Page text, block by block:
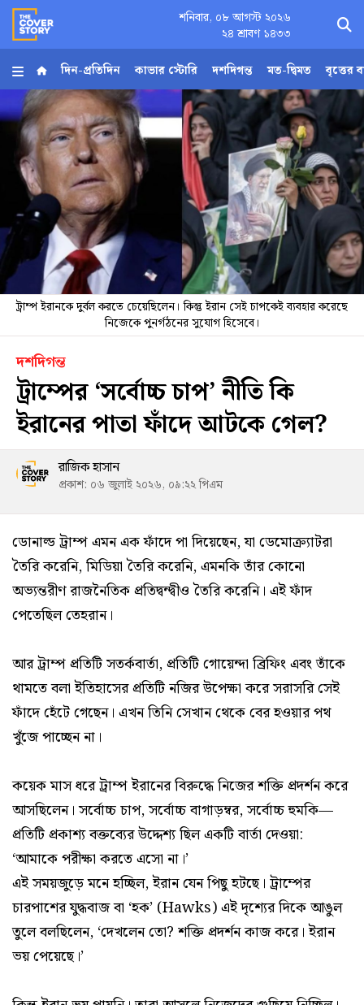
শনিবার, ০৮ আগস্ট ২০২৬
২৪ শ্রাবণ ১৪৩৩
হোম
আর্কাইভ
কনভার্টার
Follow
Us
দিন-প্রতিদিন কাভার স্টোরি দশদিগন্ত মত-দ্বিমত বৃত্তের
ট্রাম্প ইরানকে দুর্বল করতে চেয়েছিলেন। কিন্তু ইরান সেই চাপকেই ব্যবহার করেছে
নিজেকে পুনর্গঠনের সুযোগ হিসেবে।
দশদিগন্ত
ট্রাম্পের ‘সর্বোচ্চ চাপ’ নীতি কি
ইরানের পাতা ফাঁদে আটকে গেল?
রাজিক হাসান
প্রকাশ: ০৬ জুলাই ২০২৬, ০৯:২২ পিএম
ডোনাল্ড ট্রাম্প এমন এক ফাঁদে পা দিয়েছেন, যা ডেমোক্র্যাটরা
তৈরি করেনি, মিডিয়া তৈরি করেনি, এমনকি তাঁর কোনো
অভ্যন্তরীণ রাজনৈতিক প্রতিদ্বন্দ্বীও তৈরি করেনি। এই ফাঁদ
পেতেছিল তেহরান।
আর ট্রাম্প প্রতিটি সতর্কবার্তা, প্রতিটি গোয়েন্দা ব্রিফিং এবং তাঁকে
থামতে বলা ইতিহাসের প্রতিটি নজির উপেক্ষা করে সরাসরি সেই
ফাঁদে হেঁটে গেছেন। এখন তিনি সেখান থেকে বের হওয়ার পথ
খুঁজে পাচ্ছেন না।
কয়েক মাস ধরে ট্রাম্প ইরানের বিরুদ্ধে নিজের শক্তি প্রদর্শন করে
আসছিলেন। সর্বোচ্চ চাপ, সর্বোচ্চ বাগাড়ম্বর, সর্বোচ্চ হুমকি—
প্রতিটি প্রকাশ্য বক্তব্যের উদ্দেশ্য ছিল একটি বার্তা দেওয়া:
‘আমাকে পরীক্ষা করতে এসো না।’
এই সময়জুড়ে মনে হচ্ছিল, ইরান যেন পিছু হটছে। ট্রাম্পের
চারপাশের যুদ্ধবাজ বা ‘হক’ (Hawks) এই দৃশ্যের দিকে আঙুল
তুলে বলছিলেন, ‘দেখলেন তো? শক্তি প্রদর্শন কাজ করে। ইরান
ভয় পেয়েছে।’